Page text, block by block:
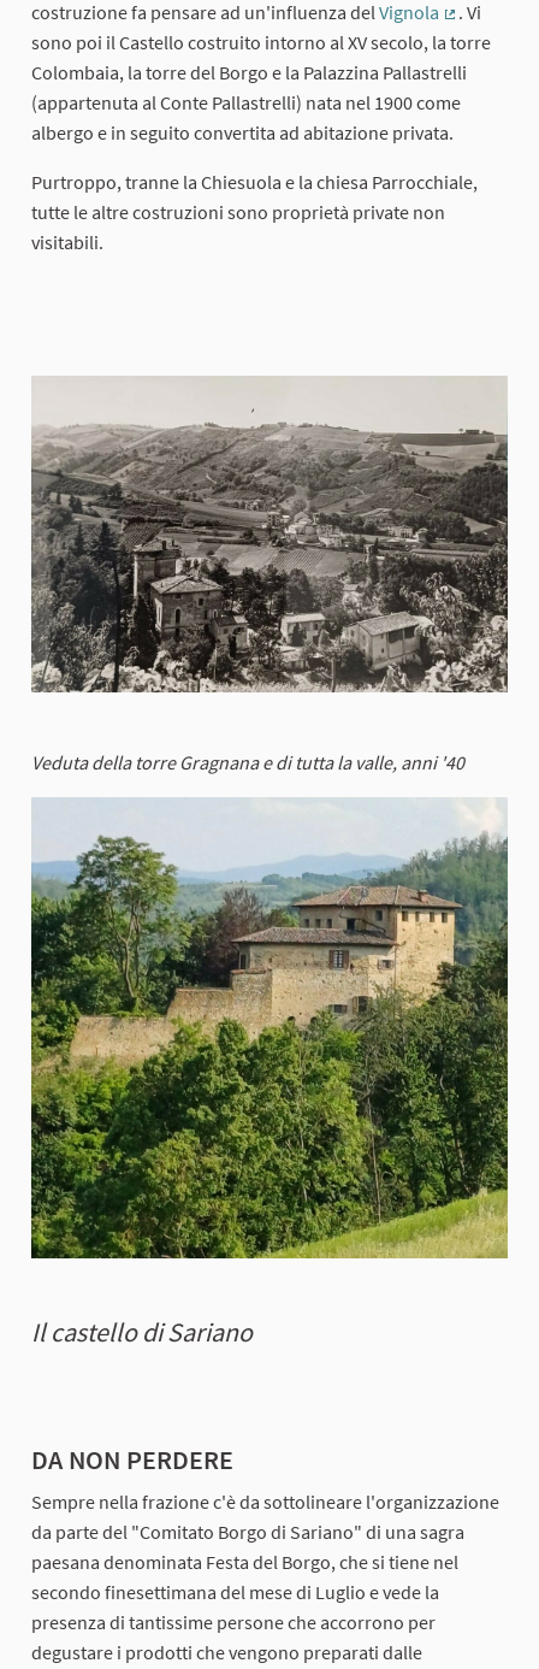
costruzione fa pensare ad un'influenza delVignola
(External
. Vi
sono poi il Castello costruito intorno al XV secolo, la torre
Colombaia, la torre del Borgo e la Palazzina Pallastrelli
(appartenuta al Conte Pallastrelli) nata nel 1900 come
albergo e in seguito convertita ad abitazione privata.
Purtroppo, tranne la Chiesuola e la chiesa Parrocchiale,
tutte le altre costruzioni sono proprietà private non
visitabili.
Veduta della torre Gragnana e di tutta la valle, anni '40
Il castello di Sariano
DA NON PERDERE
Sempre nella frazione c'è da sottolineare l'organizzazione
da parte del "Comitato Borgo di Sariano" di una sagra
paesana denominata Festa del Borgo, che si tiene nel
secondo finesettimana del mese di Luglio e vede la
presenza di tantissime persone che accorrono per
degustare i prodotti che vengono preparati dalle